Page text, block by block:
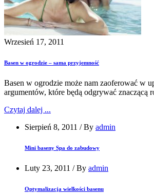
Wrzesień 17, 2011
Basen w ogrodzie – sama przyjemność
Basen w ogrodzie może nam zaoferować w
argumentów, które będą odgrywać
Czytaj dalej ...
Sierpień 8, 2011 /By admin
Mini baseny Spa do zabudowy
Luty 23, 2011 /By admin
Optymalizacja wielkości basenu